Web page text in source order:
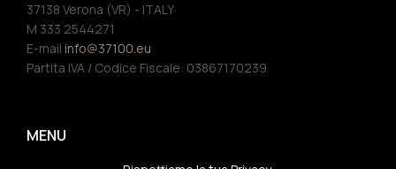
37138 Verona (VR) - ITALY
M 333 2544271
E-mail info@37100.eu
Partita IVA / Codice Fiscale: 03867170239
MENU